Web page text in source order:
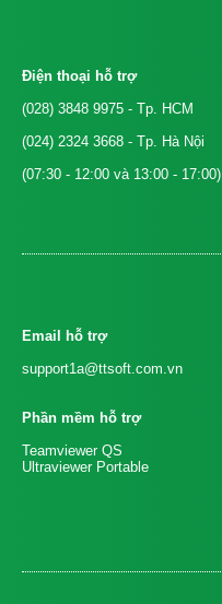
Điện thoại hỗ trợ
(028) 3848 9975 - Tp. HCM
(024) 2324 3668 - Tp. Hà Nội
(07:30 - 12:00 và 13:00 - 17:00)
Email hỗ trợ
support1a@ttsoft.com.vn
Phần mềm hỗ trợ
Teamviewer QS
Ultraviewer Portable